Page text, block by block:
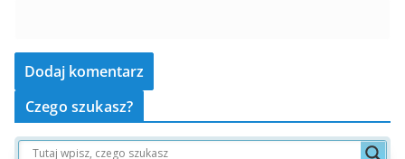
Czego szukasz?